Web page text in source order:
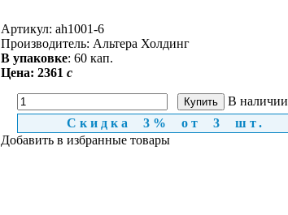
Артикул: ah1001-6
Производитель: Альтера Холдинг
В упаковке: 60 кап.
Цена: 2361 c
В наличии
Скидка 3% от 3 шт.
Добавить в избранные товары